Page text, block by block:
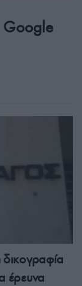
Google
έρευνα